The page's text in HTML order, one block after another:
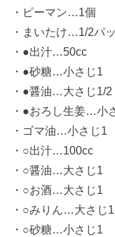
・ピーマン…1個
・まいたけ…1/2パ
・●出汁…50cc
・●砂糖…小さじ1
・●醤油…大さじ1/2
・●おろし生姜…小
・ゴマ油…小さじ1
・○出汁…100cc
・○醤油…大さじ1
・○お酒…大さじ1
・○みりん…大さじ1
・○砂糖…小さじ1